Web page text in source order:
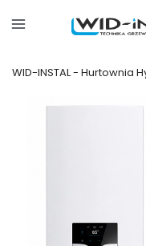
WID-INSTAL - Hurtownia